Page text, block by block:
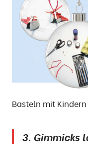
Basteln mit
3. Gimmicks